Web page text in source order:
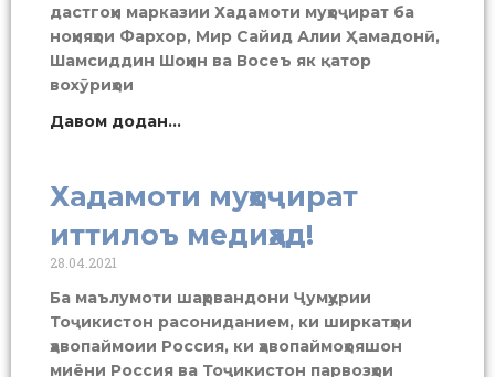
дастгоҳи марказии Хадамоти муҳоҷират ба
ноҳияҳои Фархор, Мир Сайид Алии Ҳамадонӣ,
Шамсиддин Шоҳин ва Восеъ як қатор
вохӯриҳои
Давом додан...
Хадамоти муҳоҷират
иттилоъ медиҳад!
28.04.2021
Ба маълумоти шаҳрвандони Ҷумҳурии
Тоҷикистон расониданием, ки ширкатҳои
ҳавопаймоии Россия, ки ҳавопаймоҳояшон
миёни Россия ва Тоҷикистон парвозҳои